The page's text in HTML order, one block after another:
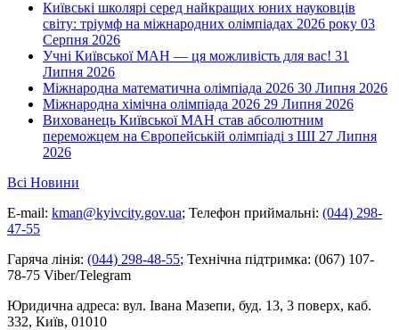
Київські школярі серед найкращих юних науковців
світу: тріумф на міжнародних олімпіадах 2026 року 03
Серпня 2026
Учні Київської МАН — ця можливість для вас! 31
Липня 2026
Міжнародна математична олімпіада 2026 30 Липня 2026
Міжнародна хімічна олімпіада 2026 29 Липня 2026
Вихованець Київської МАН став абсолютним
переможцем на Європейській олімпіаді з ШІ 27 Липня
2026
Всі Новини
E-mail: kman@kyivcity.gov.ua; Телефон приймальні: (044) 298-
47-55
Гаряча лінія: (044) 298-48-55; Технічна підтримка: (067) 107-
78-75 Viber/Telegram
Юридична адреса: вул. Івана Мазепи, буд. 13, 3 поверх, каб.
332, Київ, 01010